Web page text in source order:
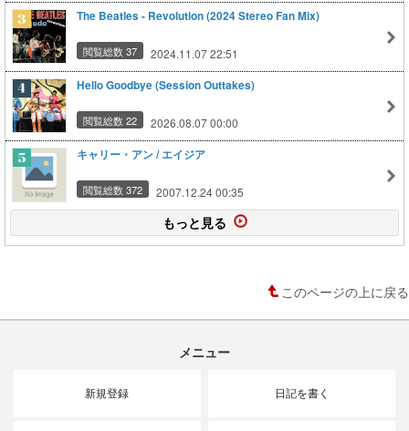
The Beatles - Revolution (2024 Stereo Fan Mix)
閲覧総数 37 2024.11.07 22:51
Hello Goodbye (Session Outtakes)
閲覧総数 22 2026.08.07 00:00
キャリー・アン / エイジア
閲覧総数 372 2007.12.24 00:35
もっと見る
このページの上に戻る
メニュー
新規登録 日記を書く